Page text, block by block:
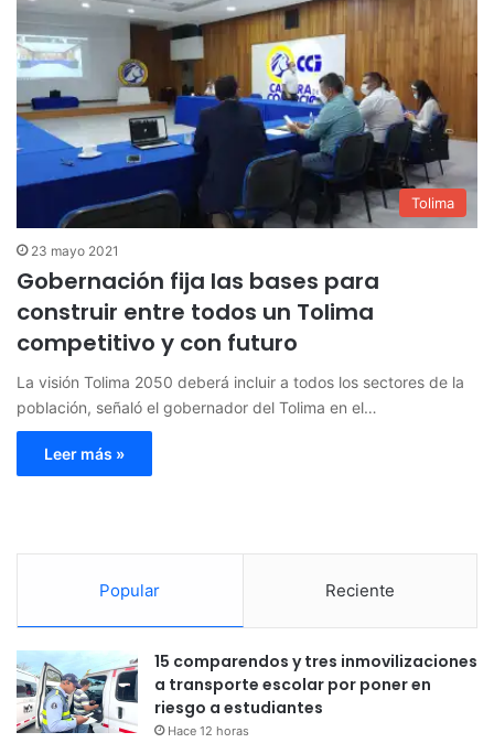
Tolima
23 mayo 2021
Gobernación fija las bases para
construir entre todos un Tolima
competitivo y con futuro
La visión Tolima 2050 deberá incluir a todos los sectores de la
población, señaló el gobernador del Tolima en el…
Leer más »
Popular Reciente
15 comparendos y tres inmovilizaciones
a transporte escolar por poner en
riesgo a estudiantes
Hace 12 horas